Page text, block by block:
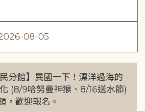
08-05
民分館】異國一下！漂洋過海的
(8/9哈努曼神猴、8/16送水節)
，歡迎報名。